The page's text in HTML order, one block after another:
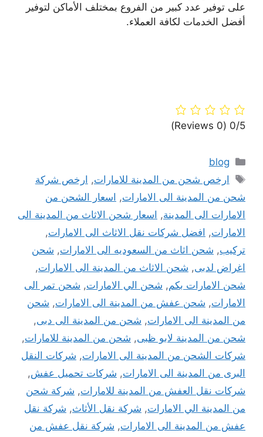
على توفير عدد كبير من الفروع بمختلف الأماكن لتوفير
أفضل الخدمات لكافة العملاء.
0/5
(0 Reviews)
التصنيفات
blog
الوسوم
ارخص شحن من المدينة للامارات, ارخص شركة
شحن من المدينة الى الامارات, اسعار الشحن من
الامارات الى المدينة, اسعار شحن الاثاث من المدينة الى
الامارات, افضل شركات نقل الاثاث الى الامارات,
تركيب, شحن اثاث من السعوديه الى الامارات, شحن
اغراض لدبى, شحن الاثاث من المدينة الى الامارات,
شحن الامارات بكم, شحن الي الامارات, شحن تمر الى
الامارات, شحن عفش من المدينة الى الامارات, شحن
من المدينة الى الامارات, شحن من المدينة الى دبى,
شحن من المدينة لابو ظبى, شحن من المدينة للامارات,
شركات الشحن من المدينة الى الامارات, شركات النقل
البرى من المدينة الى الامارات, شركات تحميل عفش,
شركات نقل العفش من المدينة للامارات, شركة شحن
من المدينة الي الامارات, شركة نقل الأثاث, شركة نقل
عفش من المدينة الى الامارات, شركة نقل عفش من